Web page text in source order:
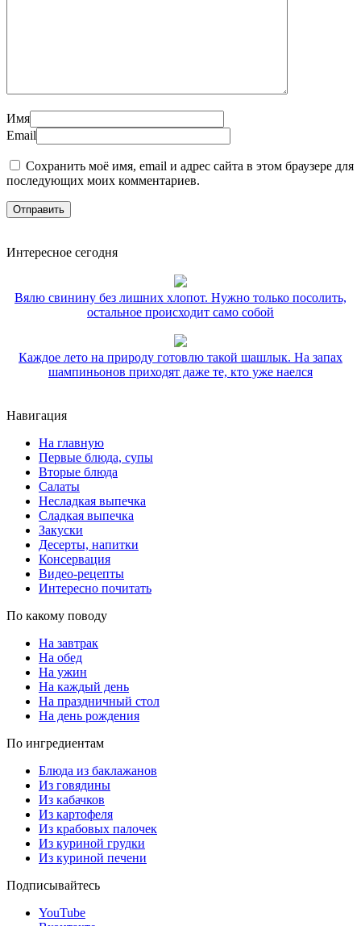
Имя
Email
Сохранить моё имя, email и адрес сайта в этом браузере для
последующих моих комментариев.
Интересное сегодня
Вялю свинину без лишних хлопот. Нужно только посолить,
остальное происходит само собой
Каждое лето на природу готовлю такой шашлык. На запах
шампиньонов приходят даже те, кто уже наелся
Навигация
На главную
Первые блюда, супы
Вторые блюда
Салаты
Несладкая выпечка
Сладкая выпечка
Закуски
Десерты, напитки
Консервация
Видео-рецепты
Интересно почитать
По какому поводу
На завтрак
На обед
На ужин
На каждый день
На праздничный стол
На день рождения
По ингредиентам
Блюда из баклажанов
Из говядины
Из кабачков
Из картофеля
Из крабовых палочек
Из куриной грудки
Из куриной печени
Подписывайтесь
YouTube